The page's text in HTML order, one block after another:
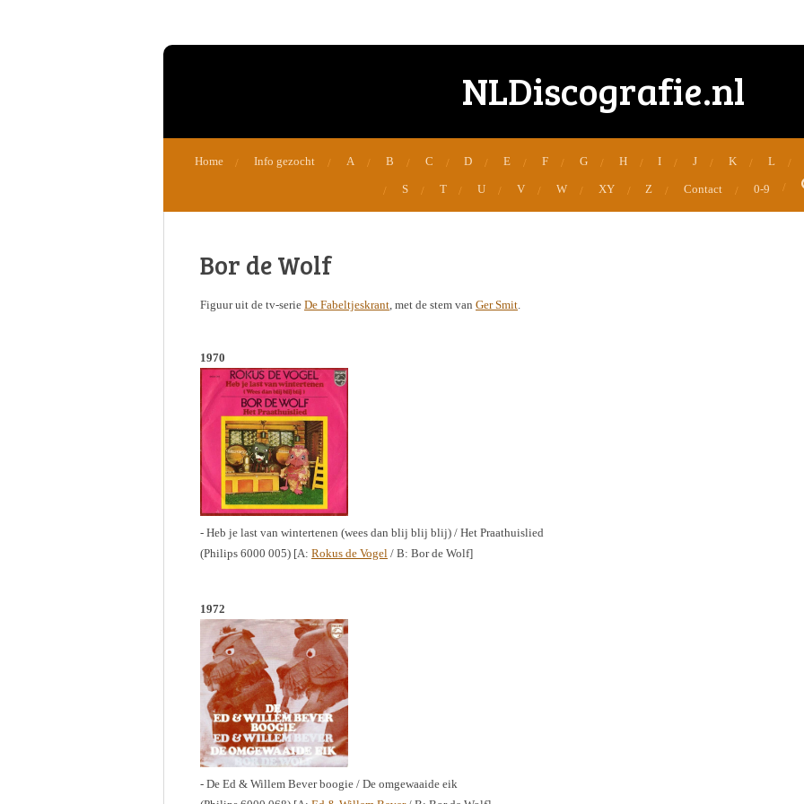
NLDiscografie.nl
Home Info gezocht A B C D E F G H I J K L
S T U V W XY Z Contact 0-9
Bor de Wolf
Figuur uit de tv-serie De Fabeltjeskrant, met de stem van Ger Smit.
1970
- Heb je last van wintertenen (wees dan blij blij blij) / Het Praathuislied
(Philips 6000 005) [A: Rokus de Vogel / B: Bor de Wolf]
1972
- De Ed & Willem Bever boogie / De omgewaaide eik